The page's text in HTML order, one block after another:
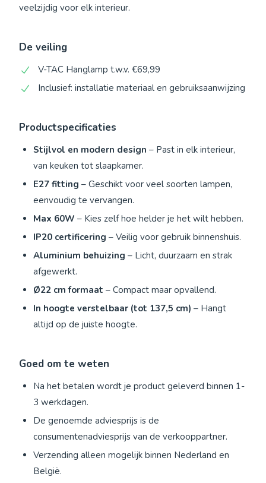
veelzijdig voor elk interieur.
De veiling
V-TAC Hanglamp t.w.v. €69,99
Inclusief: installatie materiaal en gebruiksaanwijzing
Productspecificaties
Stijlvol en modern design – Past in elk interieur,
van keuken tot slaapkamer.
E27 fitting – Geschikt voor veel soorten lampen,
eenvoudig te vervangen.
Max 60W – Kies zelf hoe helder je het wilt hebben.
IP20 certificering – Veilig voor gebruik binnenshuis.
Aluminium behuizing – Licht, duurzaam en strak
afgewerkt.
Ø22 cm formaat – Compact maar opvallend.
In hoogte verstelbaar (tot 137,5 cm) – Hangt
altijd op de juiste hoogte.
Goed om te weten
Na het betalen wordt je product geleverd binnen 1-
3 werkdagen.
De genoemde adviesprijs is de
consumentenadviesprijs van de verkooppartner.
Verzending alleen mogelijk binnen Nederland en
België.